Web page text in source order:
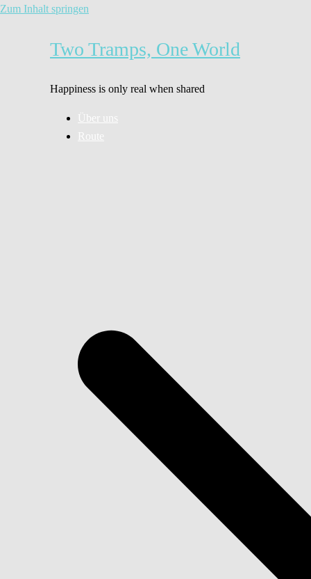
Zum Inhalt springen
Two Tramps, One World
Happiness is only real when shared
Über uns
Route